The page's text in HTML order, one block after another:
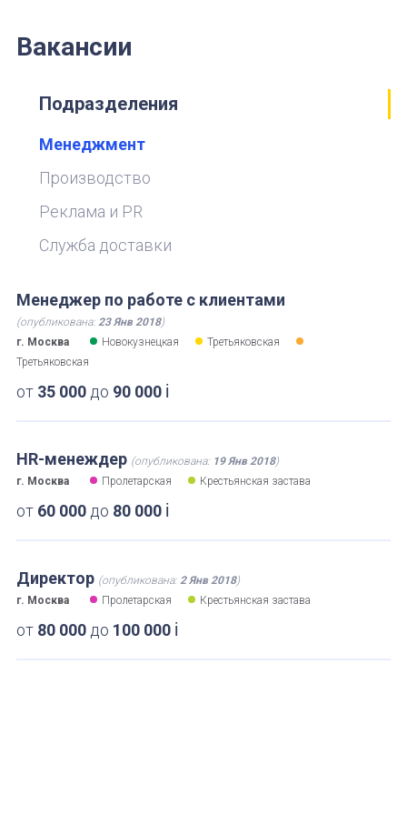
Вакансии
Подразделения
Менеджмент
Производство
Реклама и PR
Служба доставки
Менеджер по работе с клиентами
(опубликована: 23 Янв 2018)
г. Москва
Новокузнецкая
Третьяковская
Третьяковская
от 35 000до 90 000 i
HR-менеждер (опубликована: 19 Янв 2018)
г. Москва
Пролетарская Крестьянская застава
от 60 000до 80 000 i
Директор (опубликована: 2 Янв 2018)
г. Москва
Пролетарская Крестьянская застава
от 80 000до 100 000 i